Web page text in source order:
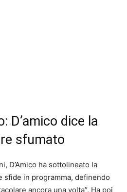
D’amico dice la
sfumato
D’Amico ha sottolineato la
in programma, definendo
ancora una volta”. Ha poi